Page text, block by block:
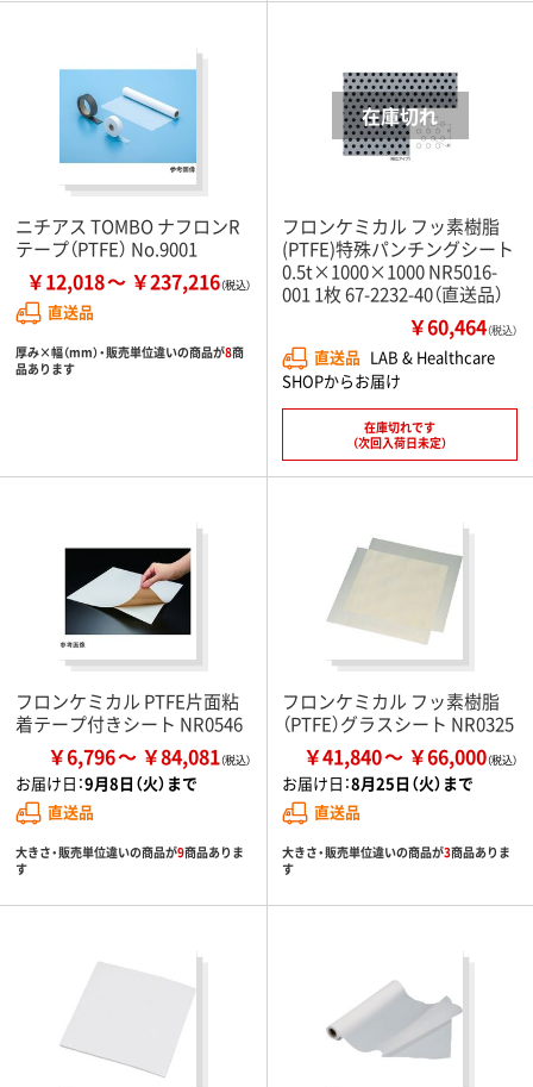
ニチアス TOMBO ナフロンR
テープ（PTFE） No.9001
￥12,018 ￥237,216
直送品
厚み×幅（mm）・販売単位違いの商品が8商
品あります
フロンケミカル フッ素樹脂
(PTFE)特殊パンチングシート
0.5t×1000×1000 NR5016-
001 1枚 67-2232-40（直送品）
￥60,464（税込）
直送品 LAB & Healthcare
SHOPからお届け
在庫切れです
（次回入荷日未定）
フロンケミカル PTFE片面粘
着テープ付きシート NR0546
￥6,796 ￥84,081
お届け日：9月8日（火）まで
直送品
大きさ・販売単位違いの商品が9商品ありま
す
フロンケミカル フッ素樹脂
（PTFE）グラスシート NR0325
￥41,840 ￥66,000
お届け日：8月25日（火）まで
直送品
大きさ・販売単位違いの商品が3商品ありま
す